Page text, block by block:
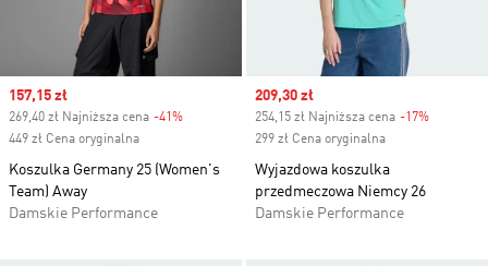
Sale price
157,15 zł
269,40 zł Najniższa cena -41%
449 zł Cena oryginalna
Koszulka Germany 25 (Women's
Team) Away
Damskie Performance
Sale price
209,30 zł
254,15 zł Najniższa cena -17%
299 zł Cena oryginalna
Wyjazdowa koszulka
przedmeczowa Niemcy 26
Damskie Performance